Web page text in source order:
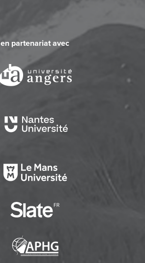
en partenariat avec